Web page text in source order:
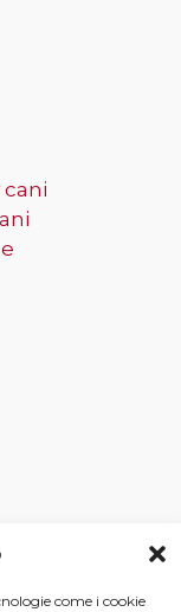
come i cookie
Tutti i diritti sono